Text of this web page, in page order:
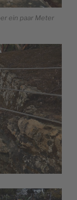
ein paar Meter